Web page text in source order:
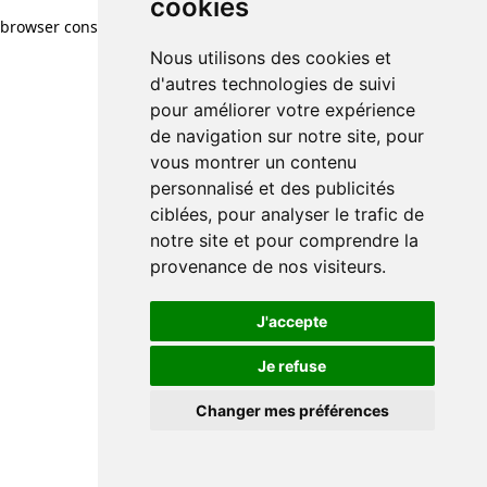
cookies
Nous utilisons des cookies et
d'autres technologies de suivi
pour améliorer votre expérience
de navigation sur notre site, pour
vous montrer un contenu
personnalisé et des publicités
ciblées, pour analyser le trafic de
notre site et pour comprendre la
provenance de nos visiteurs.
J'accepte
Je refuse
Changer mes préférences
browser console for more information)